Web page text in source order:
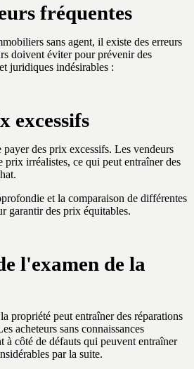
fréquentes
sans agent, il existe des erreurs
doivent éviter pour prévenir des
juridiques indésirables :
excessifs
des prix excessifs. Les vendeurs
prix irréalistes, ce qui peut entraîner des
et la comparaison de différentes
garantir des prix équitables.
l'examen de la
propriété peut entraîner des réparations
acheteurs sans connaissances
à côté de défauts qui peuvent entraîner
par la suite.